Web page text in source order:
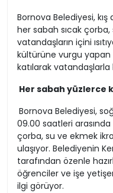
Bornova Belediyesi, kış
her sabah sıcak
vatandaşların içini
kültürüne vurgu yapan
katılarak
Her sabah yüzlerce
Bornova Belediyesi,
09.00 saatleri arasında
çorba, su ve ekmek
ulaşıyor. Belediyenin
tarafından özenle
öğrenciler ve işe
ilgi görüyor.